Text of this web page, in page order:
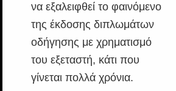
να εξαλειφθεί το φαινόμενο
της έκδοσης διπλωμάτων
οδήγησης με χρηματισμό
του εξεταστή, κάτι που
γίνεται πολλά χρόνια.